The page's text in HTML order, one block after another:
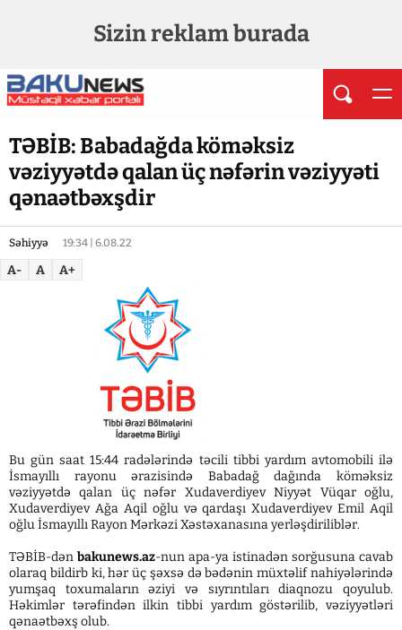
Sizin reklam burada
TƏBİB: Babadağda köməksiz
vəziyyətdə qalan üç nəfərin vəziyyəti
qənaətbəxşdir
Səhiyyə 19:34 | 6.08.22
A- A A+
Bu gün saat 15:44 radələrində təcili tibbi yardım avtomobili ilə
İsmayıllı rayonu ərazisində Babadağ dağında köməksiz
vəziyyətdə qalan üç nəfər Xudaverdiyev Niyyət Vüqar oğlu,
Xudaverdiyev Ağa Aqil oğlu və qardaşı Xudaverdiyev Emil Aqil
oğlu İsmayıllı Rayon Mərkəzi Xəstəxanasına yerləşdiriliblər.
TƏBİB-dən bakunews.az-nun apa-ya istinadən sorğusuna cavab
olaraq bildirb ki, hər üç şəxsə də bədənin müxtəlif nahiyələrində
yumşaq toxumaların əziyi və sıyrıntıları diaqnozu qoyulub.
Həkimlər tərəfindən ilkin tibbi yardım göstərilib, vəziyyətləri
qənaətbəxş olub.